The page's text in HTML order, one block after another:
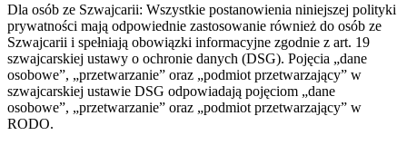
Dla osób ze Szwajcarii: Wszystkie postanowienia niniejszej polityki
prywatności mają odpowiednie zastosowanie również do osób ze
Szwajcarii i spełniają obowiązki informacyjne zgodnie z art. 19
szwajcarskiej ustawy o ochronie danych (DSG). Pojęcia „dane
osobowe”, „przetwarzanie” oraz „podmiot przetwarzający” w
szwajcarskiej ustawie DSG odpowiadają pojęciom „dane
osobowe”, „przetwarzanie” oraz „podmiot przetwarzający” w
RODO.